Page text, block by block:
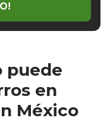
puede
en
México